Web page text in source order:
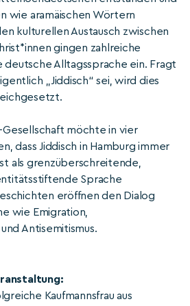
wie aramäischen Wörtern
kulturellen Austausch zwischen
gingen zahlreiche
deutsche Alltagssprache ein. Fragt
„Jiddisch“ sei, wird dies
Gesellschaft möchte in vier
dass Jiddisch in Hamburg immer
als grenzüberschreitende,
Sprache
eröffnen den Dialog
wie Emigration,
Antisemitismus.
Kaufmannsfrau aus